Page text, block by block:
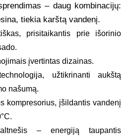
– daug kombinacijų:
tiekia karštą vandenį.
prisitaikantis prie išorinio
įvertintas dizainas.
užtikrinanti aukštą
našumą.
kompresorius, įšildantis vandenį
– energiją taupantis